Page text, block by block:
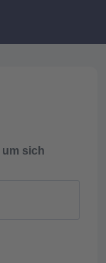
um sich